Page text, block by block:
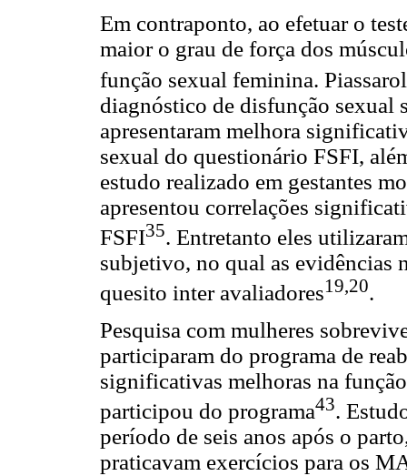
Em contraponto, ao efetuar o
maior o grau de força dos
função sexual feminina.
diagnóstico de disfunção sexual
apresentaram melhora
sexual do questionário FSFI,
estudo realizado em gestantes
apresentou correlações
FSFI35. Entretanto eles
subjetivo, no qual as evidências
quesito inter avaliadores19,20.
Pesquisa com mulheres
participaram do programa de
significativas melhoras na
participou do programa43.
período de seis anos após o
praticavam exercícios para os